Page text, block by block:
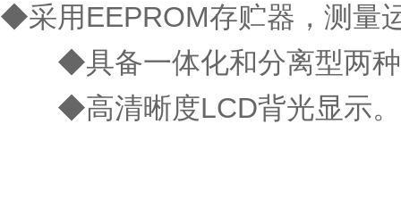
◆采用EEPROM存贮器，测量
◆具备一体化和分离型两种型式
◆高清晰度LCD背光显示